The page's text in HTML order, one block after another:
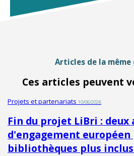
Articles de la
Ces articles peuvent
Projets et partenariats 10/06/2026
Fin du projet LiBri : deux
d'engagement européen
bibliothèques plus